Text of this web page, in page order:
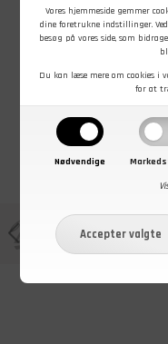
Vores hjemmeside gemmer
dine foretrukne indstillinger.
besøg på vores side, som
Du kan læse mere om cookies i
for at
Nødvendige
Baret i uld, Blå,
Ubrugt